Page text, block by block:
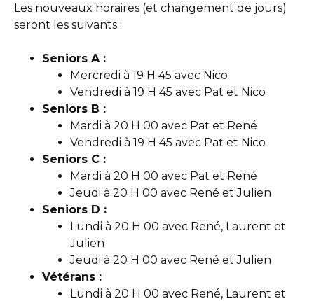
Les nouveaux horaires (et changement de jours)
seront les suivants :
Seniors A :
Mercredi à 19 H 45 avec Nico
Vendredi à 19 H 45 avec Pat et Nico
Seniors B :
Mardi à 20 H 00 avec Pat et René
Vendredi à 19 H 45 avec Pat et Nico
Seniors C :
Mardi à 20 H 00 avec Pat et René
Jeudi à 20 H 00 avec René et Julien
Seniors D :
Lundi à 20 H 00 avec René, Laurent et
Julien
Jeudi à 20 H 00 avec René et Julien
Vétérans :
Lundi à 20 H 00 avec René, Laurent et